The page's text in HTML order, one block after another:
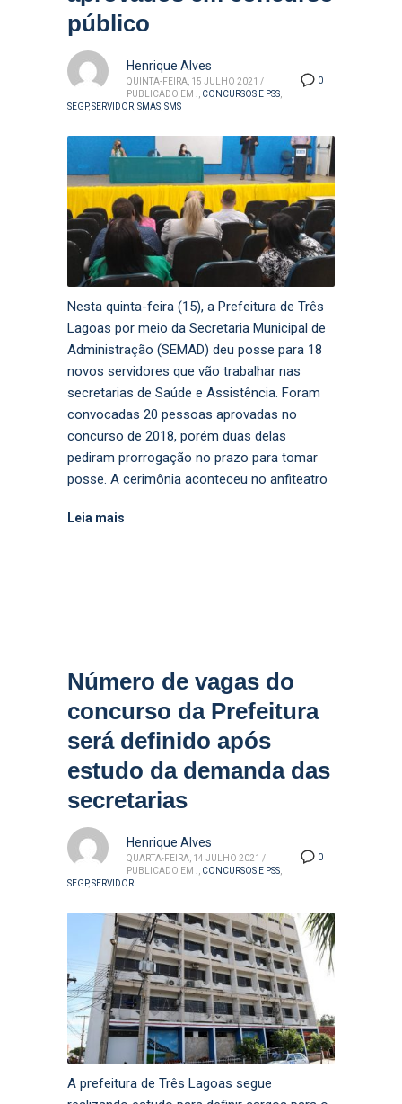
público
0
Henrique Alves
QUINTA-FEIRA, 15 JULHO 2021 /
PUBLICADO EM
CONCURSOS E PSS
SEGP,SERVIDOR SMAS SMS
Nesta quinta-feira (15), a Prefeitura de Três
Lagoas por meio da Secretaria Municipal de
Administração (SEMAD) deu posse para 18
novos servidores que vão trabalhar nas
secretarias de Saúde e Assistência. Foram
convocadas 20 pessoas aprovadas no
concurso de 2018, porém duas delas
pediram prorrogação no prazo para tomar
posse. A cerimônia aconteceu no anfiteatro
Leia mais
Número de vagas do
concurso da Prefeitura
será definido após
estudo da demanda das
secretarias
0
Henrique Alves
QUARTA-FEIRA, 14 JULHO 2021 /
PUBLICADO EM
CONCURSOS E PSS
SEGP,SERVIDOR
A prefeitura de Três Lagoas segue